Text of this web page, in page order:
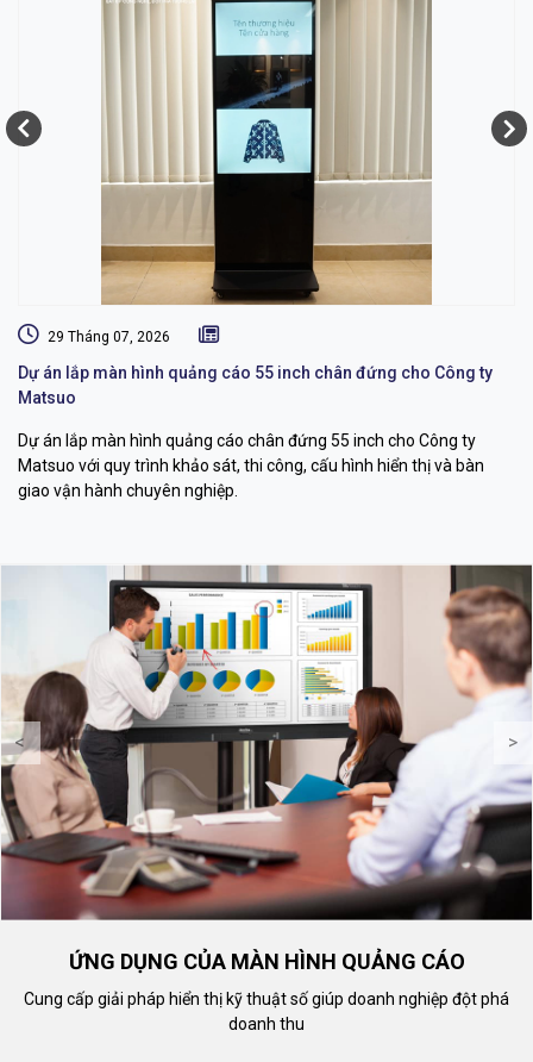
29 Tháng 07, 2026
Dự án lắp màn hình quảng cáo 55 inch chân đứng cho Công ty
Matsuo
Dự án lắp màn hình quảng cáo chân đứng 55 inch cho Công ty
Matsuo với quy trình khảo sát, thi công, cấu hình hiển thị và bàn
giao vận hành chuyên nghiệp.
< >
ỨNG DỤNG CỦA MÀN HÌNH QUẢNG CÁO
Cung cấp giải pháp hiển thị kỹ thuật số giúp doanh nghiệp đột phá
doanh thu